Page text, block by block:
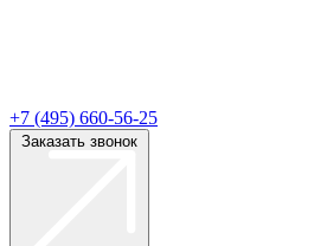
+7 (495) 660-56-25
Заказать звонок